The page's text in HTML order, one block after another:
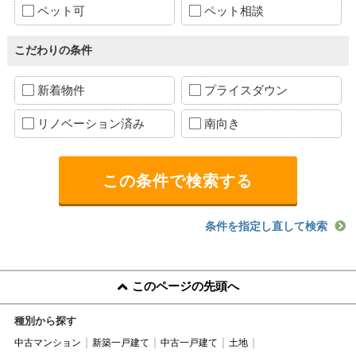
ペット可 ペット相談
こだわりの条件
新着物件 プライスダウン
リノベーション済み 南向き
条件を指定し直して検索
このページの先頭へ
種別から探す
中古マンション 新築一戸建て 中古一戸建て
土地